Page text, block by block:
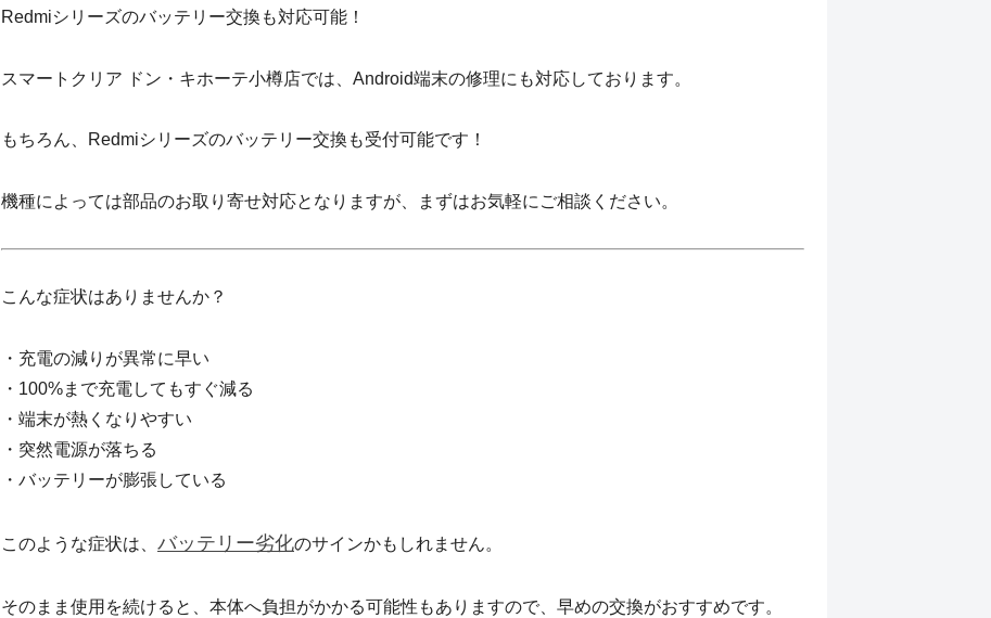
Redmiシリーズのバッテリー交換も対応可能！
スマートクリア ドン・キホーテ小樽店では、Android端末の修理にも対応しております。
もちろん、Redmiシリーズのバッテリー交換も受付可能です！
機種によっては部品のお取り寄せ対応となりますが、まずはお気軽にご相談ください。
こんな症状はありませんか？
・充電の減りが異常に早い
・100%まで充電してもすぐ減る
・端末が熱くなりやすい
・突然電源が落ちる
・バッテリーが膨張している
このような症状は、 バッテリー劣化のサインかもしれません。
そのまま使用を続けると、本体へ負担がかかる可能性もありますので、早めの交換がおすすめです。